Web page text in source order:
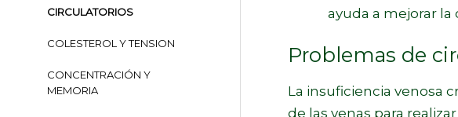
CIRCULATORIOS
COLESTEROL Y TENSION
CONCENTRACIÓN Y
MEMORIA
ayuda a mejorar la
Problemas de
La insuficiencia venosa
de las venas para